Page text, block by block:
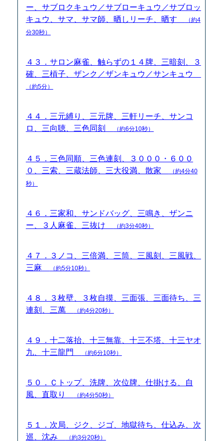
ー、サブロクキュウ／サブローキュウ／サブロッ
キュウ、サマ、サマ師、晒しリーチ、晒す
（約4
分30秒）
４３．サロン麻雀、触らずの１４牌、三暗刻、３
確、三槓子、ザンク／ザンキュウ／サンキュウ
（約5分）
４４．三元縛り、三元牌、三軒リーチ、サンコ
ロ、三向聴、三色同刻
（約6分10秒）
４５．三色同順、三色連刻、３０００・６００
０、三索、三蔵法師、三大役満、散家
（約4分40
秒）
４６．三家和、サンドバッグ、三鳴き、ザンニ
ー、３人麻雀、三抜け
（約3分40秒）
４７．３ノコ、三倍満、三筒、三風刻、三風戦、
三麻
（約5分10秒）
４８．３枚壁、３枚自摸、三面張、三面待ち、三
連刻、三萬
（約4分20秒）
４９．十二落抬、十三無靠、十三不塔、十三ヤオ
九、十三龍門
（約6分10秒）
５０．Ｃトップ、洗牌、次位牌、仕掛ける、自
風、直取り
（約4分50秒）
５１．次局、ジク、ジゴ、地獄待ち、仕込み、次
巡、沈み
（約3分20秒）